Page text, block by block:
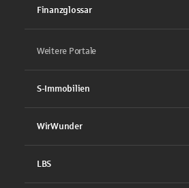
Finanzglossar
Weitere Portale
S-Immobilien
WirWunder
LBS